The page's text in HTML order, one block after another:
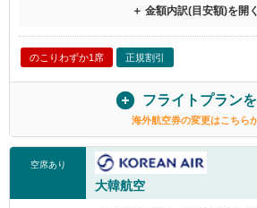
＋ 金額内訳(目安額)を開
のこりわずか1席 正規割引
フライトプランを
海外航空券の変更はこちら
空席あり
大韓航空